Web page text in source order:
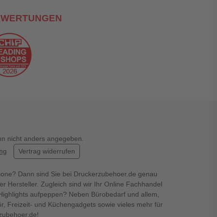
nicht anders angegeben.
Vertrag widerrufen
Dann sind Sie bei Druckerzubehoer.de genau
Hersteller. Zugleich sind wir Ihr Online Fachhandel
aufpeppen? Neben Bürobedarf und allem,
Freizeit- und Küchengadgets sowie vieles mehr für